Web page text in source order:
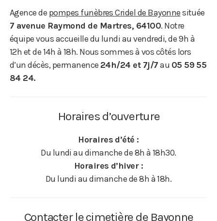
Agence de pompes funèbres Cridel de Bayonnesituée
7 avenue Raymond de Martres, 64100. Notre
équipe vous accueille du lundi au vendredi, de 9h à
12h et de 14h à 18h. Nous sommes à vos côtés lors
d’un décès, permanence 24h/24 et 7j/7au 05 59 55
84 24.
Horaires d’ouverture
Horaires d’été :
Du lundi au dimanche de 8h à 18h30.
Horaires d’hiver :
Du lundi au dimanche de 8h à 18h.
Contacter le cimetière de Bayonne